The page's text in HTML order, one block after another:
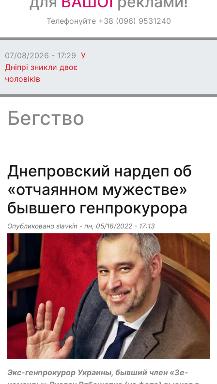
ОголошенняТелефонуйте +38 (096) 9531240
07/08/2026 - 17:29 У
Дніпрі зникли двоє
чоловіків
Бегство
Днепровский нардеп об
«отчаянном мужестве»
бывшего генпрокурора
Опубликовано slavkin - пн, 05/16/2022 - 17:13
Экс-генпрокурор Украины, бывший член «Зе-